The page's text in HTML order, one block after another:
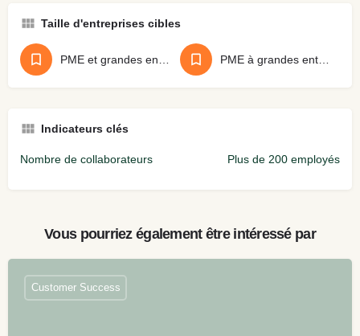
Taille d'entreprises cibles
Indicateurs clés
Nombre de collaborateurs Plus de 200 employés
Vous pourriez également être intéressé par
Customer Success